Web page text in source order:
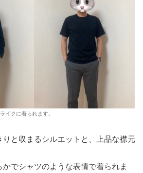
イクに着られます。
りと収まるシルエットと、上品な襟元
でシャツのような表情で着られま